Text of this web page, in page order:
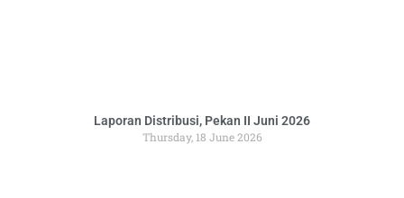
Laporan Distribusi, Pekan II Juni 2026
Thursday, 18 June 2026